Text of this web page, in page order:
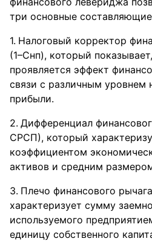
три основные
Налоговый корректор
(1–Снп), который
проявляется эффект
связи с различным уровнем
прибыли.
Дифференциал
СРСП), который
коэффициентом
активов и средним
Плечо финансового
характеризует сумму
используемого
единицу собственного